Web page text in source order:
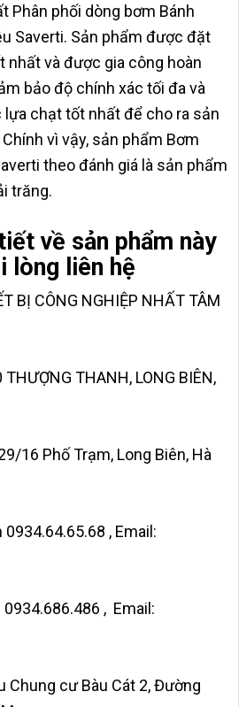
Phân phối dòng bơm Bánh
Saverti. Sản phẩm được đặt
nhất và được gia công hoàn
bảo độ chính xác tối đa và
chạt tốt nhất để cho ra sản
vì vậy, sản phẩm Bơm
theo đánh giá là sản phẩm
trăng.
về sản phẩm này
lòng liên hệ
BỊ CÔNG NGHIỆP NHẤT TÂM
THANH, LONG BIÊN,
16 Phố Trạm, Long Biên, Hà
, Email:
, Email:
Chung cư Bàu Cát 2, Đường